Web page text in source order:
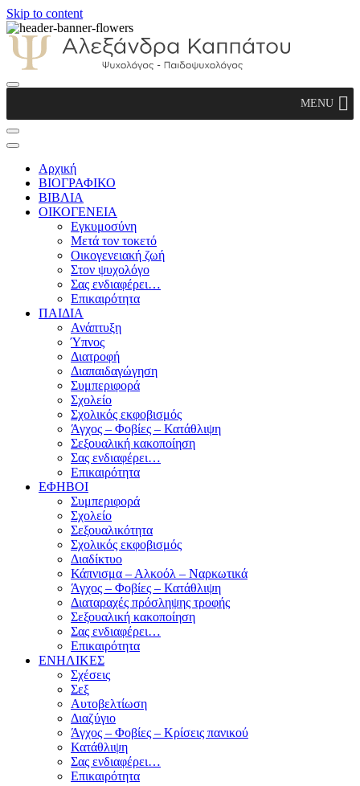
Skip to content
Παιδοψυχολόγος
MENU
Αρχική
ΒΙΟΓΡΑΦΙΚΟ
ΒΙΒΛΙΑ
ΟΙΚΟΓΕΝΕΙΑ
Εγκυμοσύνη
Μετά τον τοκετό
Οικογενειακή ζωή
Στον ψυχολόγο
Σας ενδιαφέρει…
Επικαιρότητα
ΠΑΙΔΙΑ
Ανάπτυξη
Ύπνος
Διατροφή
Διαπαιδαγώγηση
Συμπεριφορά
Σχολείο
Σχολικός εκφοβισμός
Άγχος – Φοβίες – Κατάθλιψη
Σεξουαλική κακοποίηση
Σας ενδιαφέρει…
Επικαιρότητα
ΕΦΗΒΟΙ
Συμπεριφορά
Σχολείο
Σεξουαλικότητα
Σχολικός εκφοβισμός
Διαδίκτυο
Κάπνισμα – Αλκοόλ – Ναρκωτικά
Άγχος – Φοβίες – Κατάθλιψη
Διαταραχές πρόσληψης τροφής
Σεξουαλική κακοποίηση
Σας ενδιαφέρει…
Επικαιρότητα
ΕΝΗΛΙΚΕΣ
Σχέσεις
Σεξ
Αυτοβελτίωση
Διαζύγιο
Άγχος – Φοβίες – Κρίσεις πανικού
Κατάθλιψη
Σας ενδιαφέρει…
Επικαιρότητα